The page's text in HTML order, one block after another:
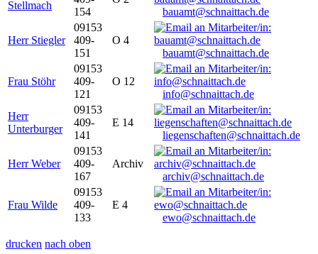
Stellmach
154
bauamt@schnaittach.de
Herr Stiegler
09153
409-
151
O 4
bauamt@schnaittach.de
Frau Stöhr
09153
409-
121
O 12
info@schnaittach.de
Herr
Unterburger
09153
409-
141
E 14
liegenschaften@schnaittach.de
Herr Weber
09153
409-
167
Archiv
archiv@schnaittach.de
Frau Wilde
09153
409-
133
E 4
ewo@schnaittach.de
drucken nach oben